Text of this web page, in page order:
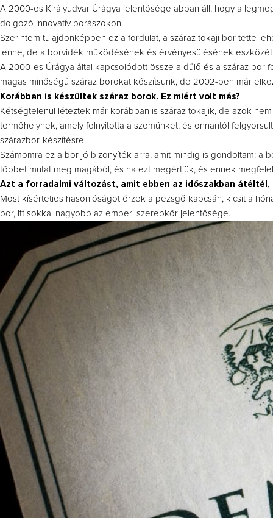
A 2000-es Királyudvar Úrágya jelentősége abban áll, hogy a
dolgozó innovatív borászokon.
Szerintem tulajdonképpen ez a fordulat, a száraz tokaji bor tette
lenne, de a borvidék működésének és érvényesülésének
A 2000-es Úrágya által kapcsolódott össze a dűlő és a száraz bor
magas minőségű száraz borokat készítsünk, de 2002-ben már
Korábban is készültek száraz borok. Ez miért volt más?
Kétségtelenül léteztek már korábban is száraz tokajik, de azok
termőhelynek, amely felnyitotta a szemünket, és onnantól
szárazbor-készítésre.
Számomra ez a bor jó bizonyíték arra, amit mindig is gondoltam:
többet mutat meg magából, és ha ezt megértjük, és ennek
Azt a forradalmi változást, amit ebben az időszakban átéltél,
Most kísérteties hasonlóságot érzek a pezsgő kapcsán, kicsit a
bor, itt sokkal nagyobb az emberi szerepkör jelentősége.